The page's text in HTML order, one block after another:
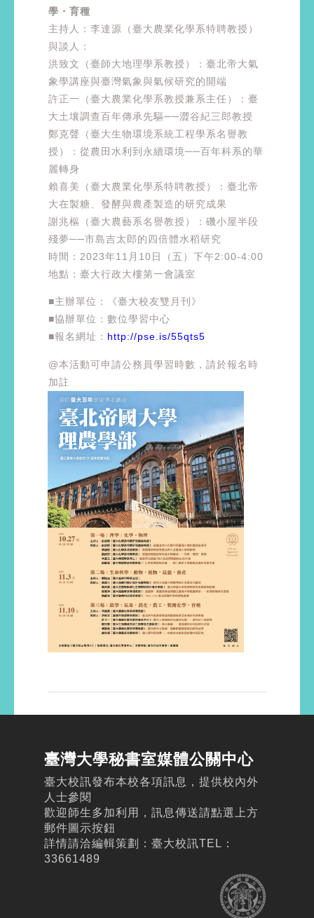
學・育種
主持人：李達源（臺大農業化學系特聘教授）
與談人：
洪致文（臺師大地理學系教授）：臺北帝大氣
象學講座與臺灣氣象與氣候研究的開端
許正一（臺大農業化學系教授兼系主任）：臺
大土壤調查百年傳承先驅──澀谷紀三郎教授
鄭克聲（臺大生物環境系統工程學系名譽教
授）：從農田水利到永續環境──百年科系的華
麗轉身
賴喜美（臺大農業化學系特聘教授）：臺北帝
大在製糖、發酵與農產製造的研究成果
謝兆樞（臺大農藝系名譽教授）：磯小屋半段
殘夢──市島吉太郎的四倍體水稻研究
時間：2023年11月10日（五）下午2:00-4:00
地點：臺大行政大樓第一會議室
■主辦單位：《臺大校友雙月刊》
■協辦單位：數位學習中心
■報名網址： http://pse.is/55qts5
@本活動可申請公務員學習時數，請於報名時
加註
臺灣大學秘書室媒體公關中心
臺大校訊發布本校各項訊息，提供校內外
人士參閱
歡迎師生多加利用，訊息傳送請點選上方
郵件圖示按鈕
詳情請洽編輯策劃：臺大校訊TEL：
33661489